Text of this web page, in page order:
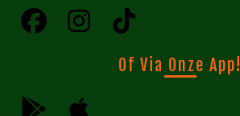
Of Via Onze App!